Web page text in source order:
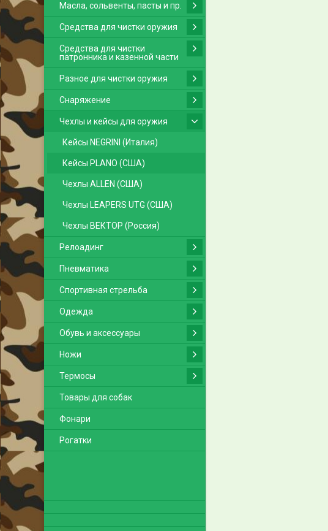
Масла, сольвенты, пасты и пр.
Средства для чистки оружия
Средства для чистки
патронника и казенной части
Разное для чистки оружия
Снаряжение
Чехлы и кейсы для оружия
Кейсы NEGRINI (Италия)
Кейсы PLANO (США)
Чехлы ALLEN (США)
Чехлы LEAPERS UTG (США)
Чехлы ВЕКТОР (Россия)
Релоадинг
Пневматика
Спортивная стрельба
Одежда
Обувь и аксессуары
Ножи
Термосы
Товары для собак
Фонари
Рогатки